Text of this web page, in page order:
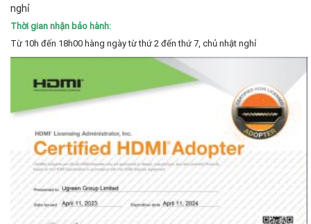
nghỉ
Thời gian nhận bảo hành:
Từ 10h đến 18h00 hàng ngày từ thứ 2 đến thứ 7, chủ nhật nghỉ